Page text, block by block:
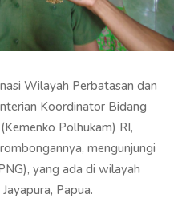
Wilayah Perbatasan dan
Koordinator Bidang
Polhukam) RI,
mengunjungi
yang ada di wilayah
Papua.